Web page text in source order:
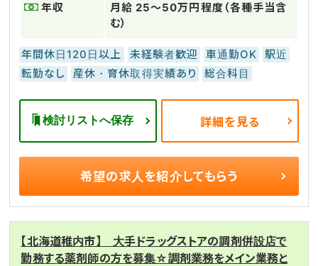
年収
月給 25〜50万円程度（各種手当含
む）
年間休日120日以上 未経験者歓迎 車通勤OK
駅近
転勤なし
産休・育休取得実績あり 総合科目
検討リストへ保存 詳細を見る
希望の求人を紹介してもらう
【北海道稚内市】 大手ドラッグストアの調剤併設店で
勤務する薬剤師の方を募集☆調剤業務をメイン業務と